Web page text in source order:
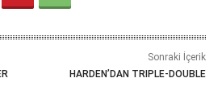
Sonraki İçerik
HARDEN’DAN TRIPLE-DOUBLE